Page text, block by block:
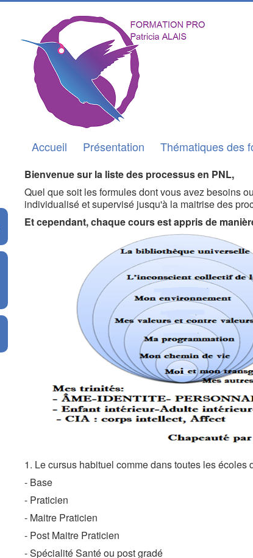
Accueil Présentation Thématiques des
Bienvenue sur la liste des processus en PNL,
Quel que soit les formules dont vous avez besoins
individualisé et supervisé jusqu'à la maitrise des
Et cependant, chaque cours est appris de
1. Le cursus habituel comme dans toutes les écoles
- Base
- Praticien
- Maitre Praticien
- Post Maitre Praticien
- Spécialité Santé ou post gradé